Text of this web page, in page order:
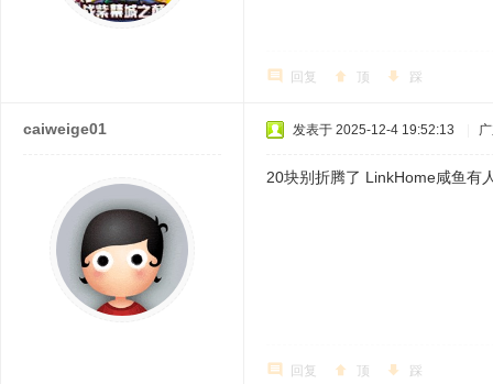
回复 顶 踩
caiweige01 发表于 2025-12-4 19:52:13
20块别折腾了 LinkHome咸鱼有
回复 顶 踩